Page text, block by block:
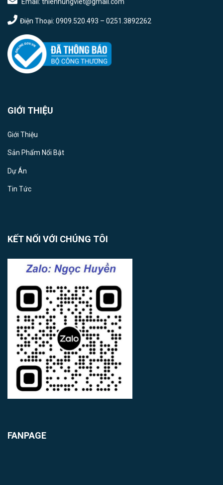
Điện Thoại: 0909.520.493 – 0251.3892262
GIỚI THIỆU
Giới Thiệu
Sản Phẩm Nổi Bật
Dự Án
Tin Tức
KẾT NỐI VỚI CHÚNG TÔI
FANPAGE